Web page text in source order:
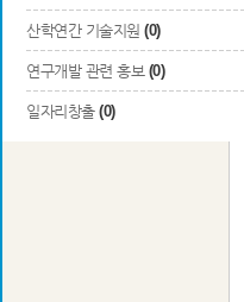
산학연간 기술지원 (0)
연구개발 관련 홍보 (0)
일자리창출 (0)
3차년도